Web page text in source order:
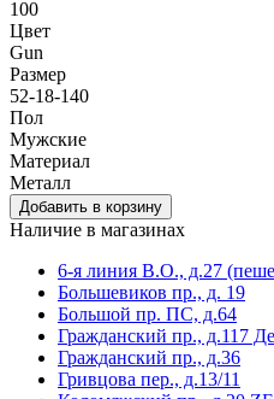
100
Цвет
Gun
Размер
52-18-140
Пол
Мужские
Материал
Металл
Наличие в магазинах
6-я линия В.О., д.27
Большевиков пр., д. 19
Большой пр. ПС, д.64
Гражданский пр., д.117
Гражданский пр., д.36
Гривцова пер., д.13/11